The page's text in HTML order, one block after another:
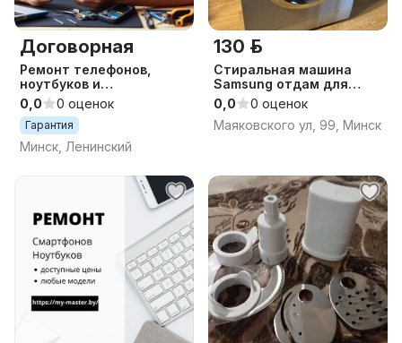
Договорная
Ремонт телефонов,
ноутбуков и
компьютеров
0,0 0 оценок
Гарантия
Минск, Ленинский
130 р.
Стиральная машина
Samsung отдам для
запчастей
0,0
0 оценок
Маяковского ул, 99, Минск